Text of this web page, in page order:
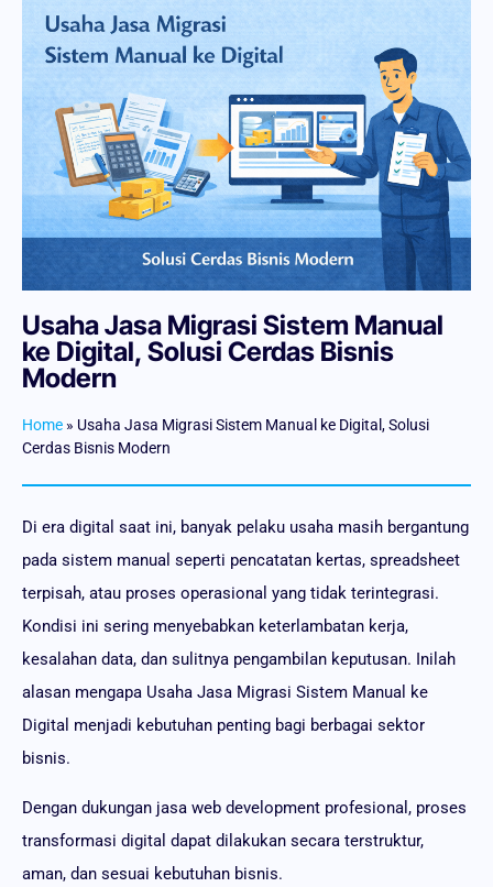
Usaha Jasa Migrasi Sistem Manual
ke Digital, Solusi Cerdas Bisnis
Modern
Home » Usaha Jasa Migrasi Sistem Manual ke Digital, Solusi
Cerdas Bisnis Modern
Di era digital saat ini, banyak pelaku usaha masih bergantung
pada sistem manual seperti pencatatan kertas, spreadsheet
terpisah, atau proses operasional yang tidak terintegrasi.
Kondisi ini sering menyebabkan keterlambatan kerja,
kesalahan data, dan sulitnya pengambilan keputusan. Inilah
alasan mengapa Usaha Jasa Migrasi Sistem Manual ke
Digital menjadi kebutuhan penting bagi berbagai sektor
bisnis.
Dengan dukungan jasa web development profesional, proses
transformasi digital dapat dilakukan secara terstruktur,
aman, dan sesuai kebutuhan bisnis.